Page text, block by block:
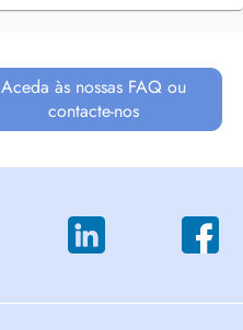
Aceda às nossas FAQ ou
contacte-nos